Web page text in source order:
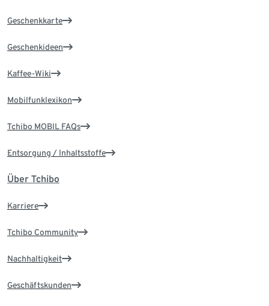
Geschenkkarte
Geschenkideen
Kaffee-Wiki
Mobilfunklexikon
Tchibo MOBIL FAQs
Entsorgung / Inhaltsstoffe
Über Tchibo
Karriere
Tchibo Community
Nachhaltigkeit
Geschäftskunden